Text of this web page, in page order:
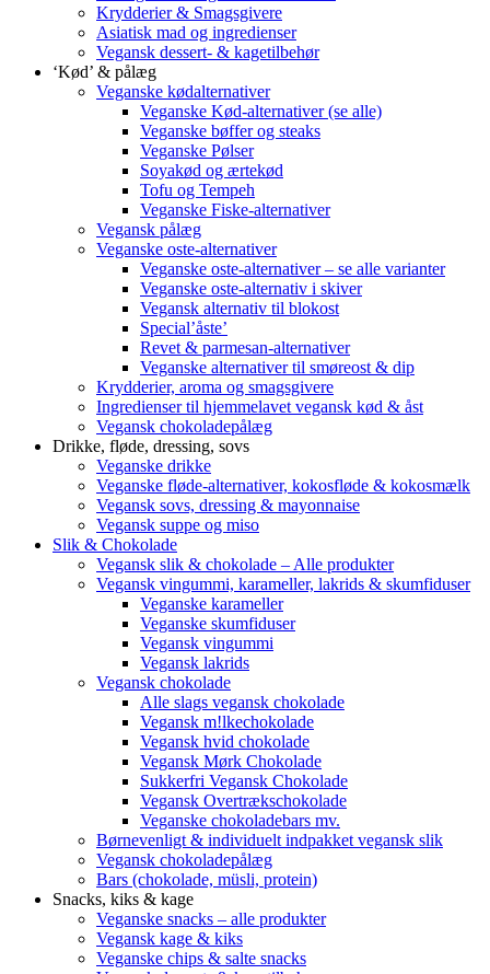
Krydderier & Smagsgivere
Asiatisk mad og ingredienser
Vegansk dessert- & kagetilbehør
‘Kød’ & pålæg
Veganske kødalternativer
Veganske Kød-alternativer (se alle)
Veganske bøffer og steaks
Veganske Pølser
Soyakød og ærtekød
Tofu og Tempeh
Veganske Fiske-alternativer
Vegansk pålæg
Veganske oste-alternativer
Veganske oste-alternativer – se alle varianter
Veganske oste-alternativ i skiver
Vegansk alternativ til blokost
Special’åste’
Revet & parmesan-alternativer
Veganske alternativer til smøreost & dip
Krydderier, aroma og smagsgivere
Ingredienser til hjemmelavet vegansk kød & åst
Vegansk chokoladepålæg
Drikke, fløde, dressing, sovs
Veganske drikke
Veganske fløde-alternativer, kokosfløde & kokosmælk
Vegansk sovs, dressing & mayonnaise
Vegansk suppe og miso
Slik & Chokolade
Vegansk slik & chokolade – Alle produkter
Vegansk vingummi, karameller, lakrids & skumfiduser
Veganske karameller
Veganske skumfiduser
Vegansk vingummi
Vegansk lakrids
Vegansk chokolade
Alle slags vegansk chokolade
Vegansk m!lkechokolade
Vegansk hvid chokolade
Vegansk Mørk Chokolade
Sukkerfri Vegansk Chokolade
Vegansk Overtrækschokolade
Veganske chokoladebars mv.
Børnevenligt & individuelt indpakket vegansk slik
Vegansk chokoladepålæg
Bars (chokolade, müsli, protein)
Snacks, kiks & kage
Veganske snacks – alle produkter
Vegansk kage & kiks
Veganske chips & salte snacks